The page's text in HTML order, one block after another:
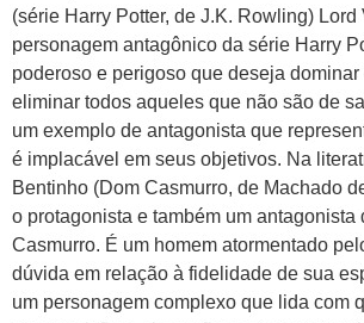
(série Harry Potter, de J.K. Rowling) Lord
personagem antagônico da série Harry
poderoso e perigoso que deseja
eliminar todos aqueles que não são de
um exemplo de antagonista que
é implacável em seus objetivos. Na
Bentinho (Dom Casmurro, de Machado
o protagonista e também um antagonista
Casmurro. É um homem atormentado
dúvida em relação à fidelidade de sua
um personagem complexo que lida com